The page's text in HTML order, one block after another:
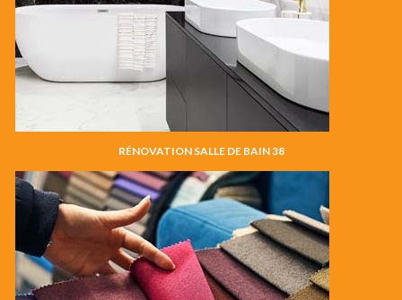
RÉNOVATION SALLE DE BAIN 38